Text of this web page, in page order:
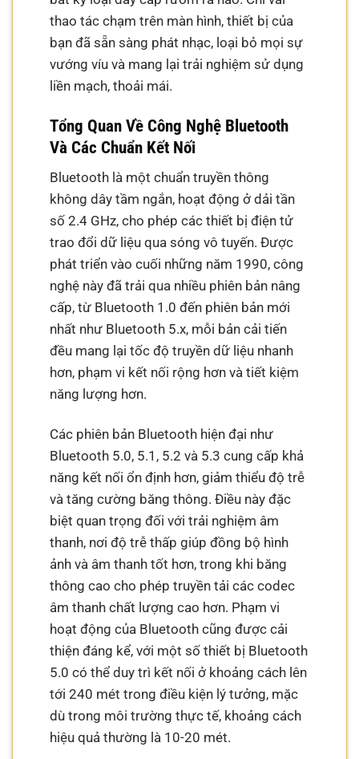
thao tác chạm trên màn hình, thiết bị của
bạn đã sẵn sàng phát nhạc, loại bỏ mọi sự
vướng víu và mang lại trải nghiệm sử dụng
liền mạch, thoải mái.
Tổng Quan Về Công Nghệ Bluetooth
Và Các Chuẩn Kết Nối
Bluetooth là một chuẩn truyền thông
không dây tầm ngắn, hoạt động ở dải tần
số 2.4 GHz, cho phép các thiết bị điện tử
trao đổi dữ liệu qua sóng vô tuyến. Được
phát triển vào cuối những năm 1990, công
nghệ này đã trải qua nhiều phiên bản nâng
cấp, từ Bluetooth 1.0 đến phiên bản mới
nhất như Bluetooth 5.x, mỗi bản cải tiến
đều mang lại tốc độ truyền dữ liệu nhanh
hơn, phạm vi kết nối rộng hơn và tiết kiệm
năng lượng hơn.
Các phiên bản Bluetooth hiện đại như
Bluetooth 5.0, 5.1, 5.2 và 5.3 cung cấp khả
năng kết nối ổn định hơn, giảm thiểu độ trễ
và tăng cường băng thông. Điều này đặc
biệt quan trọng đối với trải nghiệm âm
thanh, nơi độ trễ thấp giúp đồng bộ hình
ảnh và âm thanh tốt hơn, trong khi băng
thông cao cho phép truyền tải các codec
âm thanh chất lượng cao hơn. Phạm vi
hoạt động của Bluetooth cũng được cải
thiện đáng kể, với một số thiết bị Bluetooth
5.0 có thể duy trì kết nối ở khoảng cách lên
tới 240 mét trong điều kiện lý tưởng, mặc
dù trong môi trường thực tế, khoảng cách
hiệu quả thường là 10-20 mét.